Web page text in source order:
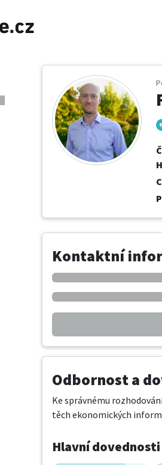
Kontaktní
Odbornost a
Ke správnému
těch ekonomických
Hlavní dovednosti